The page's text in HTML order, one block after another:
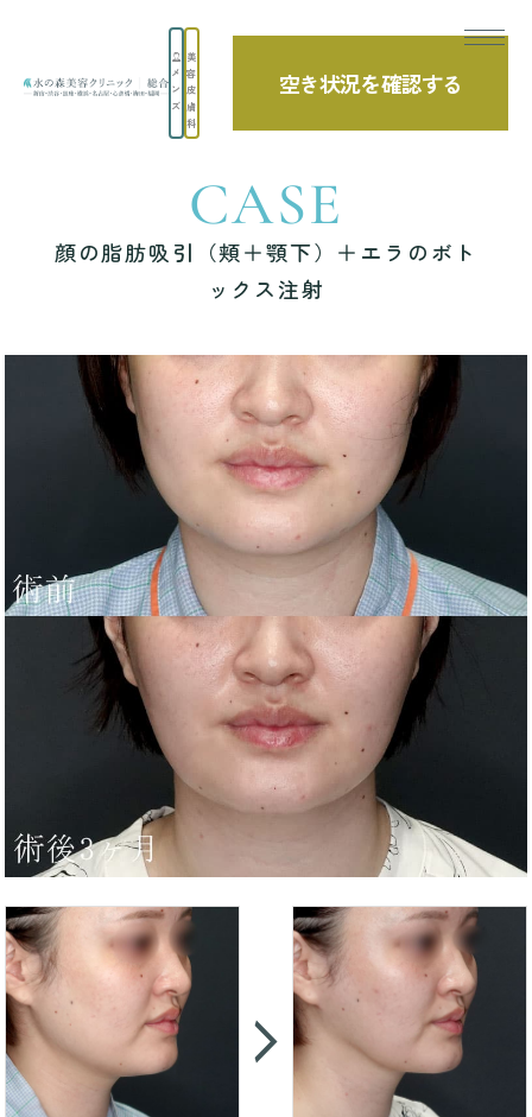
メ
ン
ズ
美
容
皮
膚
科
空き状況を確認する
TOP 症例写真 顔の脂肪吸引（頬＋顎下）＋エラのボトックス注射
CASE
顔の脂肪吸引（頬＋顎下）＋エラのボト
ックス注射